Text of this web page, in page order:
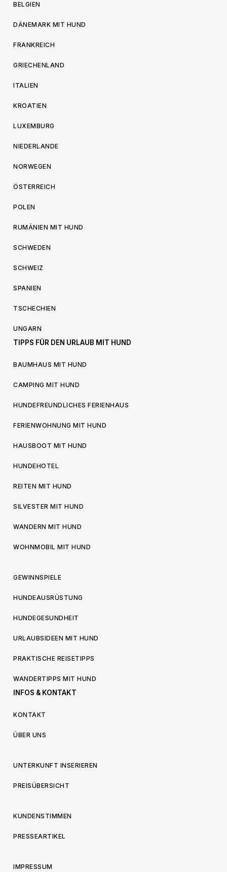
BELGIEN
DÄNEMARK MIT HUND
FRANKREICH
GRIECHENLAND
ITALIEN
KROATIEN
LUXEMBURG
NIEDERLANDE
NORWEGEN
ÖSTERREICH
POLEN
RUMÄNIEN MIT HUND
SCHWEDEN
SCHWEIZ
SPANIEN
TSCHECHIEN
UNGARN
TIPPS FÜR DEN URLAUB MIT HUND
BAUMHAUS MIT HUND
CAMPING MIT HUND
HUNDEFREUNDLICHES FERIENHAUS
FERIENWOHNUNG MIT HUND
HAUSBOOT MIT HUND
HUNDEHOTEL
REITEN MIT HUND
SILVESTER MIT HUND
WANDERN MIT HUND
WOHNMOBIL MIT HUND
GEWINNSPIELE
HUNDEAUSRÜSTUNG
HUNDEGESUNDHEIT
URLAUBSIDEEN MIT HUND
PRAKTISCHE REISETIPPS
WANDERTIPPS MIT HUND
INFOS & KONTAKT
KONTAKT
ÜBER UNS
UNTERKUNFT INSERIEREN
PREISÜBERSICHT
KUNDENSTIMMEN
PRESSEARTIKEL
IMPRESSUM